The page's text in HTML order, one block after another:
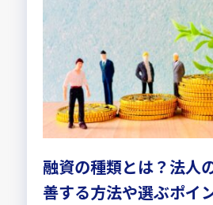
融資の種類とは？法人
善する方法や選ぶポイ